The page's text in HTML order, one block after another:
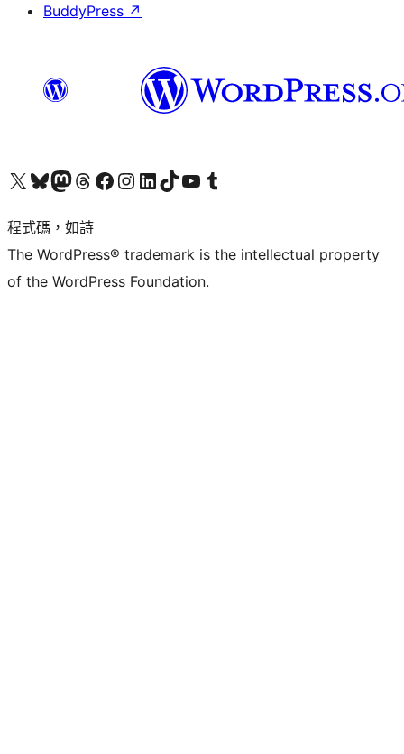
BuddyPress ↗
查看我們的 X (之前的 Twitter) 帳號造訪我們的 Bluesky 帳號造訪我們的 Mastodon 帳號造訪我們的 Threads 帳號 造訪我們的 Facebook 粉絲專頁Visit our Instagram account
Visit our LinkedIn account
造訪我們的 TikTok 帳號Visit our YouTube channel
造訪我們的 Tumblr 帳號
程式碼，如詩
The WordPress® trademark is the intellectual property
of the WordPress Foundation.